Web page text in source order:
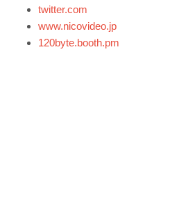
twitter.com
www.nicovideo.jp
120byte.booth.pm